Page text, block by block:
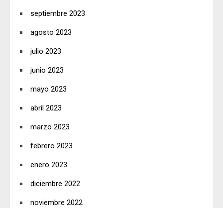
septiembre 2023
agosto 2023
julio 2023
junio 2023
mayo 2023
abril 2023
marzo 2023
febrero 2023
enero 2023
diciembre 2022
noviembre 2022